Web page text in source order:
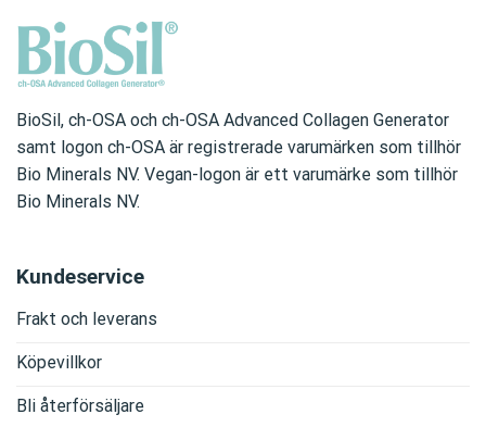
BioSil, ch-OSA och ch-OSA Advanced Collagen Generator
samt logon ch-OSA är registrerade varumärken som tillhör
Bio Minerals NV. Vegan-logon är ett varumärke som tillhör
Bio Minerals NV.
Kundeservice
Frakt och leverans
Köpevillkor
Bli återförsäljare